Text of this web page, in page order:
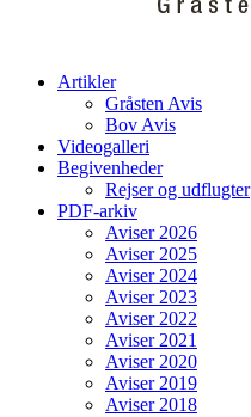
Artikler
Gråsten Avis
Bov Avis
Videogalleri
Begivenheder
Rejser og udflugter
PDF-arkiv
Aviser 2026
Aviser 2025
Aviser 2024
Aviser 2023
Aviser 2022
Aviser 2021
Aviser 2020
Aviser 2019
Aviser 2018